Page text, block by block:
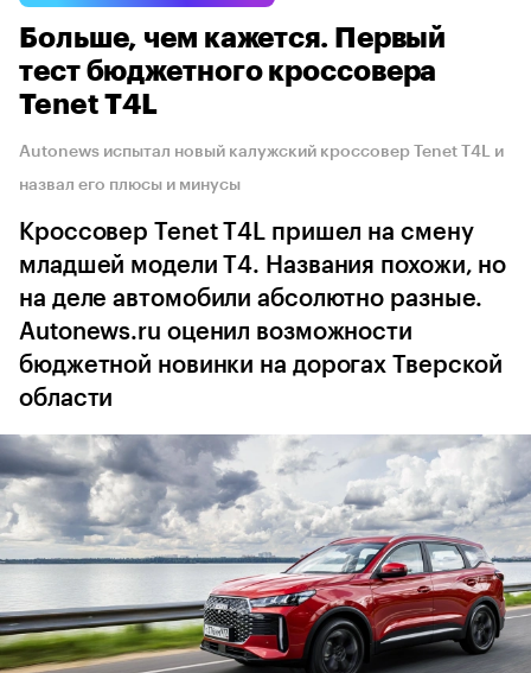
Больше, чем кажется. Первый
тест бюджетного кроссовера
Tenet T4L
Autonews испытал новый калужский кроссовер Tenet T4L и
назвал его плюсы и минусы
Кроссовер Tenet T4L пришел на смену
младшей модели T4. Названия похожи, но
на деле автомобили абсолютно разные.
Autonews.ru оценил возможности
бюджетной новинки на дорогах Тверской
области